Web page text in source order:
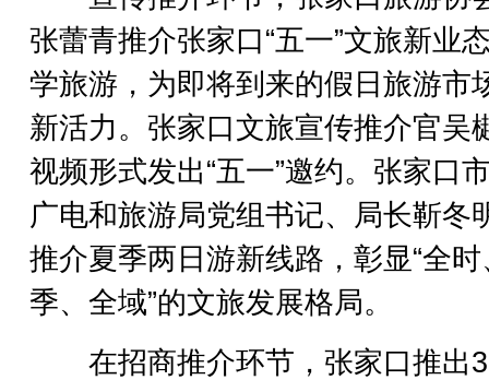
张蕾青推介张家口“五一”文旅新业
学旅游，为即将到来的假日旅游市
新活力。张家口文旅宣传推介官吴
视频形式发出“五一”邀约。张家口
广电和旅游局党组书记、局长靳冬
推介夏季两日游新线路，彰显“全
季、全域”的文旅发展格局。
在招商推介环节，张家口推出